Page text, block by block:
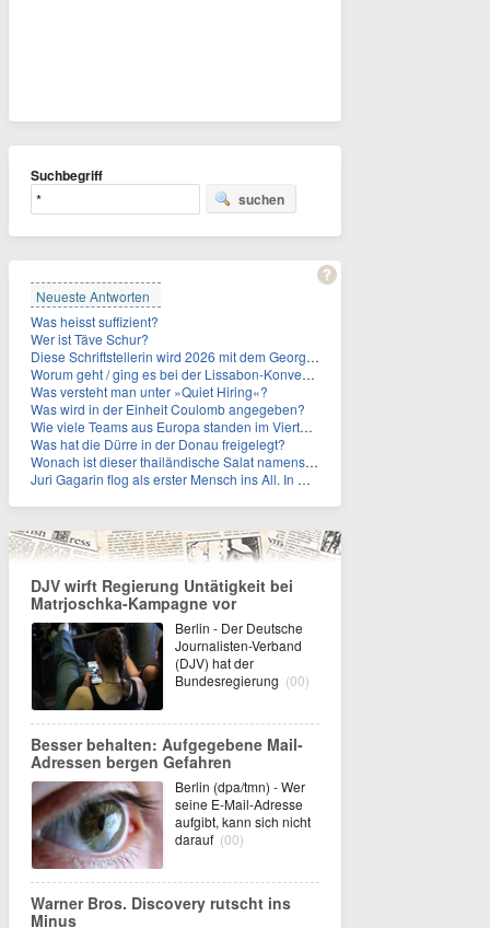
Suchbegriff
suchen
Neueste Antworten
Was heisst suffizient?
Wer ist Täve Schur?
Diese Schriftstellerin wird 2026 mit dem Georg-Büchner-Preis ausgezeichnet. Wie heißt sie?
Worum geht / ging es bei der Lissabon-Konvention?
Was versteht man unter »Quiet Hiring«?
Was wird in der Einheit Coulomb angegeben?
Wie viele Teams aus Europa standen im Viertelfinale der Fußball-WM 2026 in Mexiko, den USA und Kanada?
Was hat die Dürre in der Donau freigelegt?
Wonach ist dieser thailändische Salat namens Nam Tok benannt?
Juri Gagarin flog als erster Mensch ins All. In welchem Jahr?
DJV wirft Regierung Untätigkeit bei
Matrjoschka-Kampagne vor
Berlin - Der Deutsche
Journalisten-Verband
(DJV) hat der
Bundesregierung (00)
Besser behalten: Aufgegebene Mail-
Adressen bergen Gefahren
Berlin (dpa/tmn) - Wer
seine E-Mail-Adresse
aufgibt, kann sich nicht
darauf (00)
Warner Bros. Discovery rutscht ins
Minus